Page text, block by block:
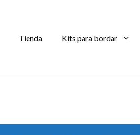
Tienda Kits para bordar